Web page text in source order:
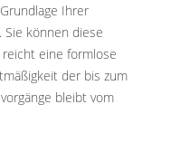
Ihrer
Sie können diese
reicht eine formlose
der bis zum
bleibt vom